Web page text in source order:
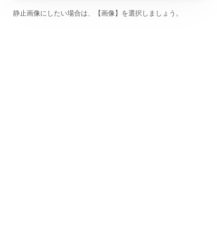
静止画像にしたい場合は、【画像】を選択しましょう。